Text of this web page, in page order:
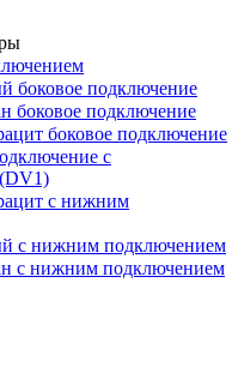
боковое подключение
боковое подключение
боковое подключение
с
с нижним
с нижним подключением
с нижним подключением